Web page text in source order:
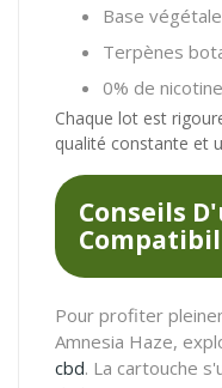
Base
Terpènes
0% de nicotine
Chaque lot est
qualité constante et
Conseils
Pour profiter
Amnesia Haze,
cbd. La cartouche